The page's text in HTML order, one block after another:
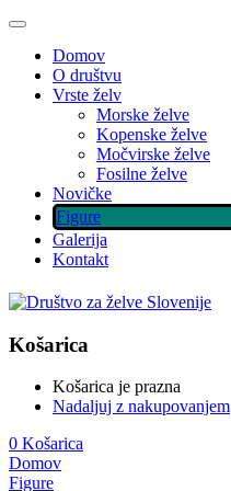
Domov
O društvu
Vrste želv
Morske želve
Kopenske želve
Močvirske želve
Fosilne želve
Novičke
Figure
Galerija
Kontakt
Košarica
Košarica je prazna
Nadaljuj z nakupovanjem
0 Košarica
Domov
Figure